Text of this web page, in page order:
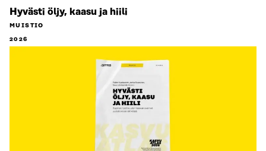
Hyvästi öljy, kaasu ja hiili
MUISTIO
2026